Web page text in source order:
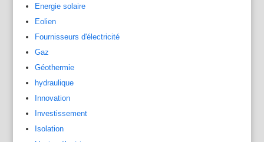
Energie solaire
Eolien
Fournisseurs d'électricité
Gaz
Géothermie
hydraulique
Innovation
Investissement
Isolation